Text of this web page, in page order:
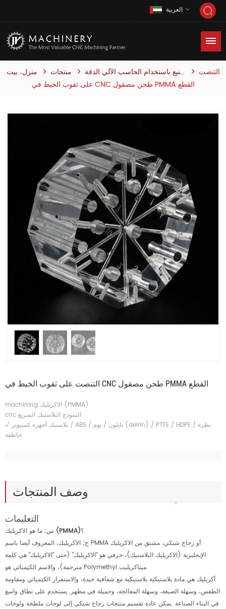
العربية
منزل، بيت منتجات التصنيع باستخدام الحاسب الآلي الدقة
التنصت
على ثقوب الخيط في CNC طحن مصقول PMMA القطع
التنصت على ثقوب الخيط في CNC طحن مصقول PMMA القطع
machining الاكريليك (PMMA)
cnc النموذج البلاستيك السريع
√ بلاستيك أجهزة كمبيوتر / ABS / نايلون / بوم (delrin) / PTFE / HDPE / نظرة
خاطفة
وصف المنتجات
التعليمات
س: ما هو الاكريليك (PMMA)؟
ج: الاكريليك، المعروف أيضا باسم PMMA أو زجاج شبكي، مشتق من الاكريليك
الإنجليزية (الاكريليك البلاستيك)، حرفي هو "الاكريليك" (حتى "الاكريليك" هي كلمة
مترجمة)، والاسم الكيميائي هو Polymethyl ميثاكريليت.
أكريليك هي مادة بلاستيكية بلاستيكية مع شفافية جيدة، والاستقرار الكيميائي ومقاومة
الطقس، وسهلة الصبغة، وسهلة المعالجة، وجميلة في مظهر. يستخدم على نطاق واسع
في البناء الصناعة. يمكن عادة تقسيم منتجات زجاج شبكي إلى لوحات ملطخة ولوحات